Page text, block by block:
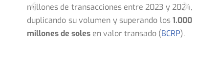
millones de transacciones entre 2023 y 2024,
duplicando su volumen y superando los1.000
millones de soles en valor transado (BCRP).